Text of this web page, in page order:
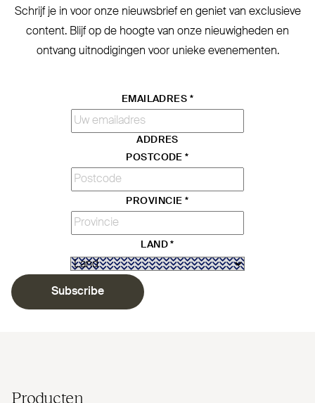
Schrijf je in voor onze nieuwsbrief en geniet van exclusieve
content. Blijf op de hoogte van onze nieu­wigheden en
ontvang uit­no­digingen voor unieke evenementen.
EMAILADRES *
ADDRES
POSTCODE*
PROVINCIE*
LAND*
Subscribe
Producten